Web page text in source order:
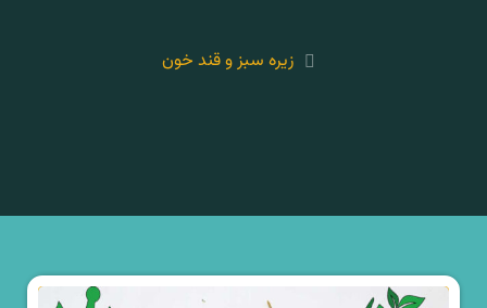
زیره سبز و قند خون